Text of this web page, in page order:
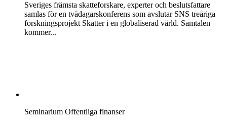
Sveriges främsta skatteforskare, experter och beslutsfattare
samlas för en tvådagarskonferens som avslutar SNS treåriga
forskningsprojekt Skatter i en globaliserad värld. Samtalen
kommer...
Seminarium Offentliga finanser